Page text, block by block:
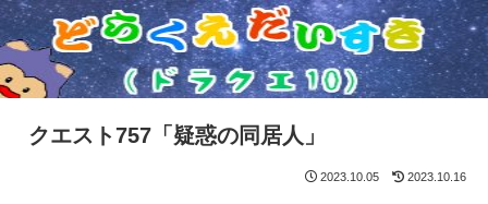
クエスト757「疑惑の同居人」
2023.10.05 2023.10.16